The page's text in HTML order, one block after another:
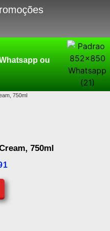
ou
750ml
750ml